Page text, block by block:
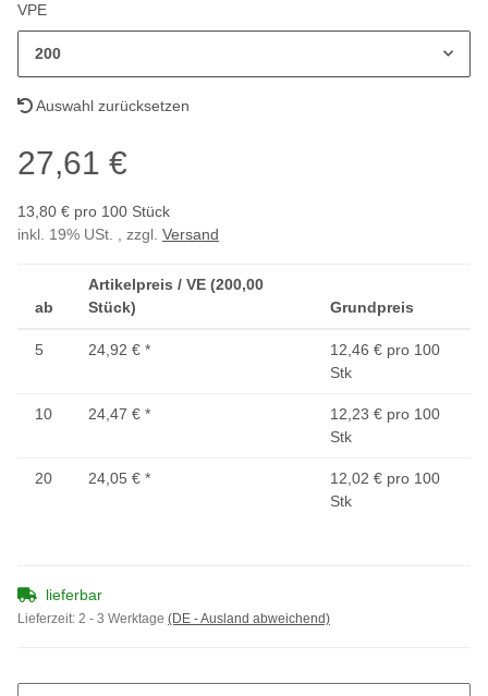
VPE
200
Auswahl zurücksetzen
27,61 €
13,80 € pro 100 Stück
inkl. 19% USt. , zzgl. Versand
ab
Artikelpreis / VE (200,00
Stück)
Grundpreis
5 24,92 € *
12,46 € pro 100
Stk
10 24,47 € *
12,23 € pro 100
Stk
20 24,05 € *
12,02 € pro 100
Stk
lieferbar
Lieferzeit: 2 - 3 Werktage (DE - Ausland abweichend)